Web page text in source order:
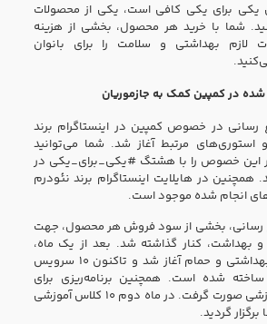
یکی برای یکی کافی است، یکی از محصولات
شما با خرید هر محصول، بخشی از هزینه
لازم بهداشتی و سلامت را برای بانوان
در کمپین کمک به جازموریان
رسانی در خصوص کمپین در اینستاگرام برند
استوری‌های مرتبط آغاز شد. شما می‌توانید
این خصوص را با هشتگ #یکی_برای_یکی در
همچنین در هایلایت اینستاگرام برند نئودرم
انجام شده موجود است.
رسانی، بخشی از سود فروش هر محصول، جهت
بهداشت، کنار گذاشته شد. بعد از یک ماه،
ساخت سرویس‌های بهداشتی و حمام آغاز شد و تاکنون ۱۰ سرویس
شده است. همچنین برنامه‌ریزی برای
برگزاری کلاس‌های آموزشی صورت گرفت. در ماه دوم ۱۰ کلاس‌ آموزشی
گردید.